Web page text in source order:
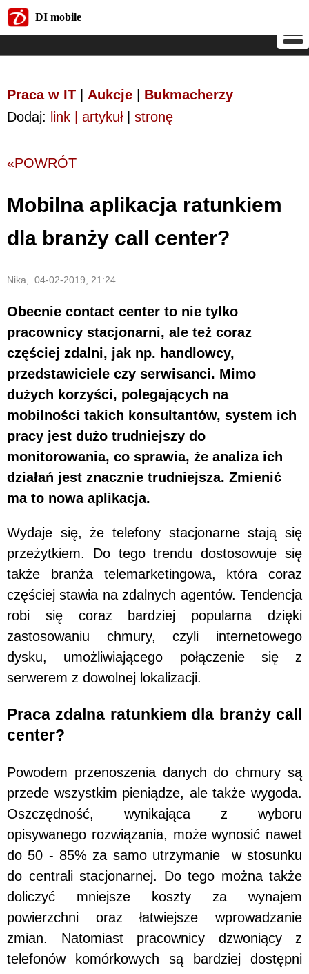
DI mobile
Praca w IT Aukcje
Bukmacherzy
Dodaj: link | artykuł| stronę
«POWRÓT
Mobilna aplikacja ratunkiem
dla branży call center?
Nika, 04-02-2019, 21:24
Obecnie contact center to nie tylko
pracownicy stacjonarni, ale też coraz
częściej zdalni, jak np. handlowcy,
przedstawiciele czy serwisanci. Mimo
dużych korzyści, polegających na
mobilności takich konsultantów, system ich
pracy jest dużo trudniejszy do
monitorowania, co sprawia, że analiza ich
działań jest znacznie trudniejsza. Zmienić
ma to nowa aplikacja.
Wydaje się, że telefony stacjonarne stają się
przeżytkiem. Do tego trendu dostosowuje się
także branża telemarketingowa, która coraz
częściej stawia na zdalnych agentów. Tendencja
robi się coraz bardziej popularna dzięki
zastosowaniu chmury, czyli internetowego
dysku, umożliwiającego połączenie się z
serwerem z dowolnej lokalizacji.
Praca zdalna ratunkiem dla branży call
center?
Powodem przenoszenia danych do chmury są
przede wszystkim pieniądze, ale także wygoda.
Oszczędność, wynikająca z wyboru
opisywanego rozwiązania, może wynosić nawet
do 50 - 85% za samo utrzymanie w stosunku
do centrali stacjonarnej. Do tego można także
doliczyć mniejsze koszty za wynajem
powierzchni oraz łatwiejsze wprowadzanie
zmian. Natomiast pracownicy dzwoniący z
telefonów komórkowych są bardziej dostępni
DI mobile